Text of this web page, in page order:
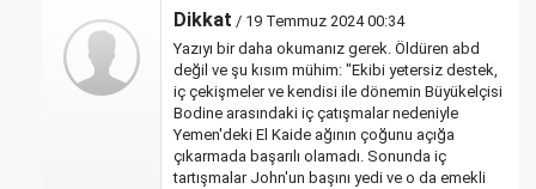
Dikkat / 19 Temmuz 2024 00:34
Yazıyı bir daha okumanız gerek. Öldüren abd
değil ve şu kısım mühim: "Ekibi yetersiz destek,
iç çekişmeler ve kendisi ile dönemin Büyükelçisi
Bodine arasındaki iç çatışmalar nedeniyle
Yemen'deki El Kaide ağının çoğunu açığa
çıkarmada başarılı olamadı. Sonunda iç
tartışmalar John'un başını yedi ve o da emekli